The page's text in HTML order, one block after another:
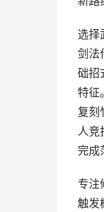
选择
剑法
础招
特征
复刻
人竞
完成
专注
触发